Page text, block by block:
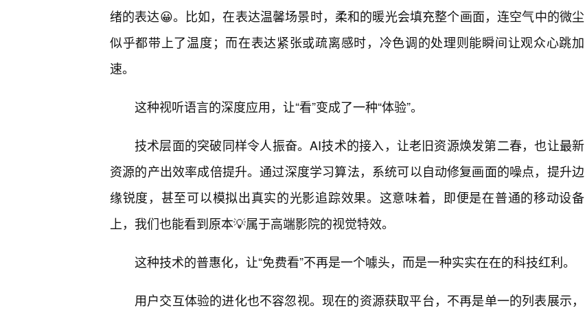
绪的表达😀。比如，在表达温馨场景时，柔和的暖光会填充整个画面，连空气中的微尘
似乎都带上了温度；而在表达紧张或疏离感时，冷色调的处理则能瞬间让观众心跳加
速。
这种视听语言的深度应用，让“看”变成了一种“体验”。
技术层面的突破同样令人振奋。AI技术的接入，让老旧资源焕发第二春，也让最新
资源的产出效率成倍提升。通过深度学习算法，系统可以自动修复画面的噪点，提升边
缘锐度，甚至可以模拟出真实的光影追踪效果。这意味着，即便是在普通的移动设备
上，我们也能看到原本💡属于高端影院的视觉特效。
这种技术的普惠化，让“免费看”不再是一个噱头，而是一种实实在在的科技红利。
用户交互体验的进化也不容忽视。现在的资源获取平台，不再是单一的列表展示，